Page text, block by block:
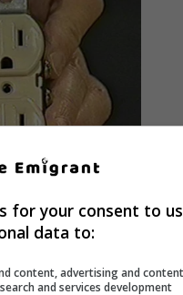
for your consent to
data to:
content, advertising and content
and services development